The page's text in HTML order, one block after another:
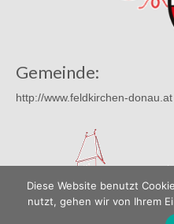
Gemeinde:
http://www.feldkirchen-donau.at
Diese Website benutzt
nutzt, gehen wir von Ihrem